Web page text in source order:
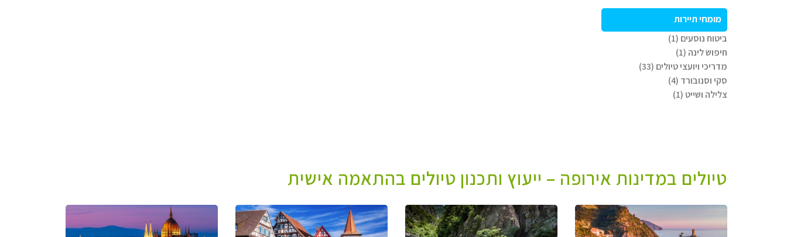
מומחי תיירות
ביטוח נוסעים (1)
חיפוש לינה (1)
מדריכי ויועצי טיולים (33)
סקי וסנובורד (4)
צלילה ושייט (1)
טיולים במדינות אירופה – ייעוץ ותכנון טיולים בהתאמה אישית